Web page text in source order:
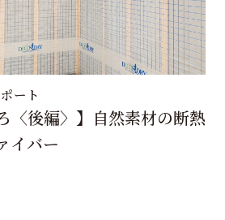
ート
〈後編〉】自然素材の断熱
イバー